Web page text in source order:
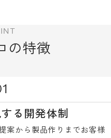
の特徴
る開発体制
案から製品作りまでお客様